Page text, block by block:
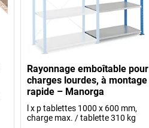
Rayonnage emboîtable pour
charges lourdes, à montage
rapide – Manorga
l x p tablettes 1000 x 600 mm,
charge max. / tablette 310 kg